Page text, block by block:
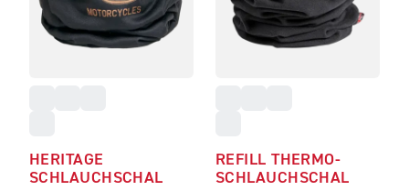
HERITAGE
SCHLAUCHSCHAL
REFILL THERMO-
SCHLAUCHSCHAL